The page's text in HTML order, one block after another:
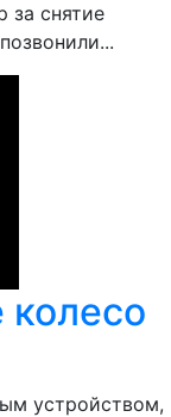
за снятие
колесо
устройством,